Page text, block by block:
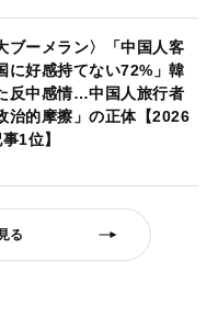
ブーメラン〉「中国人客
に好感持てない72%」韓
反中感情…中国人旅行者
治的摩擦」の正体【2026
1位】
る